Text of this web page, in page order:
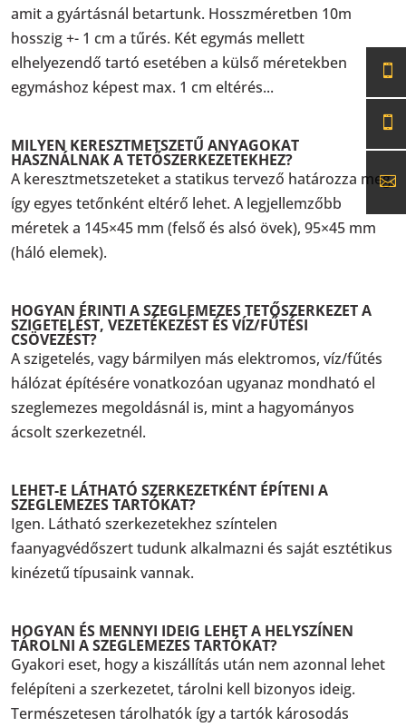
amit a gyártásnál betartunk. Hosszméretben 10m
hosszig +- 1 cm a tűrés. Két egymás mellett
elhelyezendő tartó esetében a külső méretekben
egymáshoz képest max. 1 cm eltérés...
MILYEN KERESZTMETSZETŰ ANYAGOKAT
HASZNÁLNAK A TETŐSZERKEZETEKHEZ?
A keresztmetszeteket a statikus tervező határozza meg,
így egyes tetőnként eltérő lehet. A legjellemzőbb
méretek a 145×45 mm (felső és alsó övek), 95×45 mm
(háló elemek).
HOGYAN ÉRINTI A SZEGLEMEZES TETŐSZERKEZET A
SZIGETELÉST, VEZETÉKEZÉST ÉS VÍZ/FŰTÉSI
CSÖVEZÉST?
A szigetelés, vagy bármilyen más elektromos, víz/fűtés
hálózat építésére vonatkozóan ugyanaz mondható el
szeglemezes megoldásnál is, mint a hagyományos
ácsolt szerkezetnél.
LEHET-E LÁTHATÓ SZERKEZETKÉNT ÉPÍTENI A
SZEGLEMEZES TARTÓKAT?
Igen. Látható szerkezetekhez színtelen
faanyagvédőszert tudunk alkalmazni és saját esztétikus
kinézetű típusaink vannak.
HOGYAN ÉS MENNYI IDEIG LEHET A HELYSZÍNEN
TÁROLNI A SZEGLEMEZES TARTÓKAT?
Gyakori eset, hogy a kiszállítás után nem azonnal lehet
felépíteni a szerkezetet, tárolni kell bizonyos ideig.
Természetesen tárolhatók így a tartók károsodás